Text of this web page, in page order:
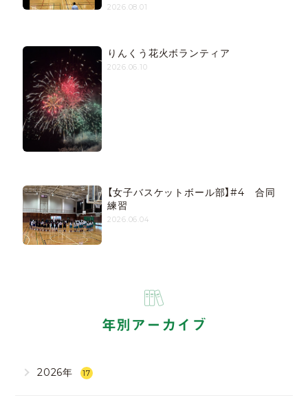
2026.08.01
りんくう花火ボランティア
2026.06.10
【女子バスケットボール部】#4 合同
練習
2026.06.04
年別アーカイブ
2026年 17